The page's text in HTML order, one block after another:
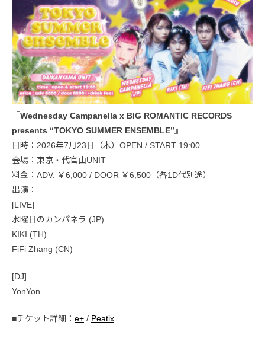
『Wednesday Campanella x BIG ROMANTIC RECORDS
presents “TOKYO SUMMER ENSEMBLE”』
日時：2026年7月23日（木）OPEN / START 19:00
会場：東京・代官山UNIT
料金：ADV. ￥6,000 / DOOR ￥6,500（各1D代別途）
出演：
[LIVE]
水曜日のカンパネラ (JP)
KIKI (TH)
FiFi Zhang (CN)
[DJ]
YonYon
■チケット詳細： e+ / Peatix